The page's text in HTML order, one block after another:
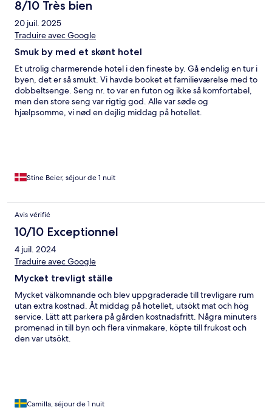
8/10 Très bien
20 juil. 2025
Traduire avec Google
Smuk by med et skønt hotel
Et utrolig charmerende hotel i den fineste by. Gå endelig en tur i
byen, det er så smukt. Vi havde booket et familieværelse med to
dobbeltsenge. Seng nr. to var en futon og ikke så komfortabel,
men den store seng var rigtig god. Alle var søde og
hjælpsomme, vi nød en dejlig middag på hotellet.
Stine Beier, séjour de 1 nuit
Avis vérifié
10/10 Exceptionnel
4 juil. 2024
Traduire avec Google
Mycket trevligt ställe
Mycket välkomnande och blev uppgraderade till trevligare rum
utan extra kostnad. Åt middag på hotellet, utsökt mat och hög
service. Lätt att parkera på gården kostnadsfritt. Några minuters
promenad in till byn och flera vinmakare, köpte till frukost och
den var utsökt.
Camilla, séjour de 1 nuit